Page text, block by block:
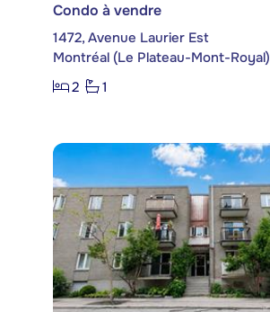
Condo à vendre
1472, Avenue Laurier Est
Montréal (Le Plateau-Mont-Royal)
2
1